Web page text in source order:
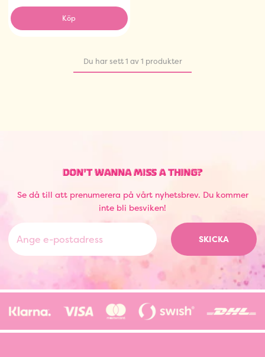
Köp
Du har sett 1 av 1 produkter
DON'T WANNA MISS A THING?
Se då till att prenumerera på vårt nyhetsbrev. Du kommer
inte bli besviken!
SKICKA